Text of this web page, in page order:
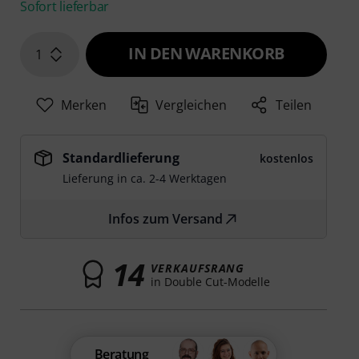
Sofort lieferbar
1 IN DEN WARENKORB
Merken Vergleichen Teilen
Standardlieferung
kostenlos
Lieferung in ca. 2-4 Werktagen
Infos zum Versand
14 VERKAUFSRANG
in Double Cut-Modelle
Beratung